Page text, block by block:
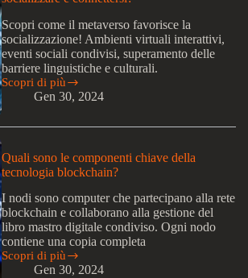
l’industria
del
turismo?
Scopri come il metaverso favorisce la
socializzazione! Ambienti virtuali interattivi,
eventi sociali condivisi, superamento delle
barriere linguistiche e culturali.
Scopri di più
Come
il
metaverso
può
aiutare
le
persone
a
socializzare
e
connettersi?
Gen 30, 2024
Quali sono le componenti chiave della
tecnologia blockchain?
I nodi sono computer che partecipano alla rete
blockchain e collaborano alla gestione del
libro mastro digitale condiviso. Ogni nodo
contiene una copia completa
Scopri di più
Quali
Gen 30, 2024